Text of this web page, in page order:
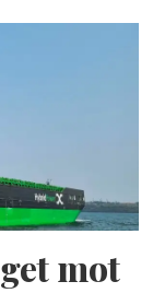
mot